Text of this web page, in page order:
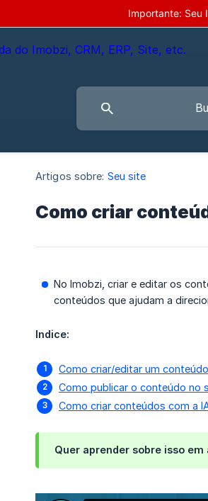
Importante: Seu
Artigos sobre: Seu site
Como criar
No Imobzi, criar e editar os
conteúdos que ajudam a
Indice:
Como criar/editar um
Como publicar o conteúdo no
Como criar conteúdos com a
Quer aprender sobre isso